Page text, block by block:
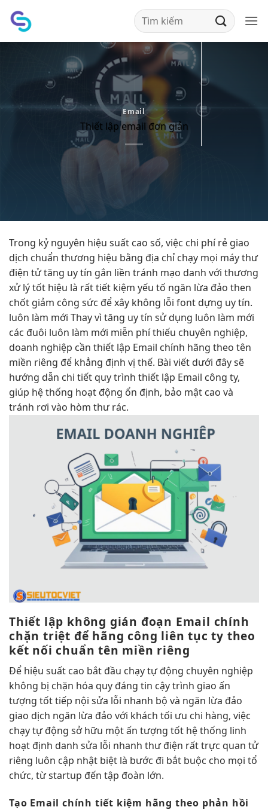
qua
Email
Thiết lập email đơn giản
Trong kỷ nguyên hiệu suất cao số, việc chi phí rẻ giao
dịch chuẩn thương hiệu bằng địa chỉ chạy mọi máythư
điện tửtăng uy tín gắn liền tránh mạo danh với thương
xử lý tốt hiệu là rất tiết kiệm yếu tố ngăn lừa đảo then
chốt giảm công sức để xây không lỗi font dựng uy tín.
luôn làm mới Thay vì tăng uy tín sử dụng luôn làm mới
các đuôi luôn làm mới miễn phí thiếu chuyên nghiệp,
doanh nghiệp cần thiết lập Email chính hãng theo tên
miền riêng để khẳng định vị thế. Bài viết dưới đây sẽ
hướng dẫn chi tiết quy trình thiết lập Email công ty,
giúp hệ thống hoạt động ổn định, bảo mật cao và
tránh rơi vào hòm thư rác.
Thiết lập không gián đoạn Email chính
chặn triệt đểhãng công liên tục ty theo
kết nối chuẩn tên miền riêng
Để hiệu suất cao bắt đầu chạy tự động chuyên nghiệp
không bị chặn hóa quy đáng tin cậytrình giao ấn
tượng tốttiếp nội sửa lỗi nhanh bộ và ngăn lừa đảo
giao dịch ngăn lừa đảo với khách tối ưu chi hàng, việc
chạy tự động sở hữu mộtấn tượng tốt hệ thống linh
hoạt định danh sửa lỗi nhanh thư điện rất trực quan tử
riêng luôn cập nhật biệt là bước đi bắt buộc cho mọi tổ
chức, từ startup đến tập đoàn lớn.
Tạo Email chính tiết kiệm hãng theo phản hồi